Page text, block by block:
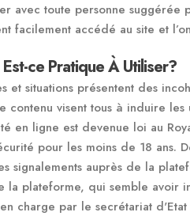
toute personne suggérée
facilement accédé au site et
ce Pratique À Utiliser?
situations présentent des
visent tous à induire les
en ligne est devenue loi au
pour les moins de 18 ans.
signalements auprès de la
plateforme, qui semble avoir
charge par le secrétariat